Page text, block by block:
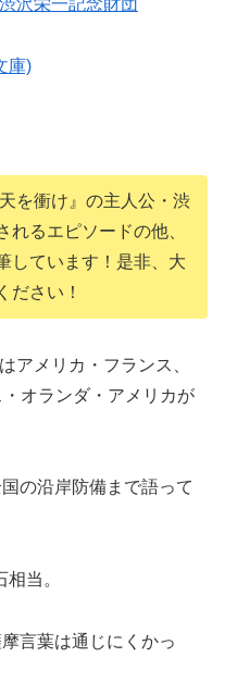
沢栄一記念財団
庫)
を衝け』の主人公・渋
るエピソードの他、
しています！是非、大
ださい！
アメリカ・フランス、
オランダ・アメリカが
の沿岸防備まで語って
当。
言葉は通じにくかっ